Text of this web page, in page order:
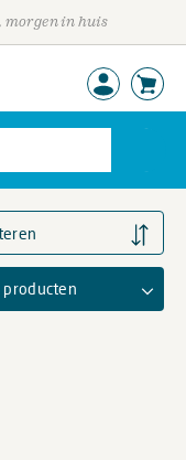
morgen in huis
producten